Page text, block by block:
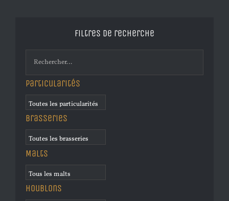
Filtres de recherche
Particularités
Brasseries
Malts
Houblons